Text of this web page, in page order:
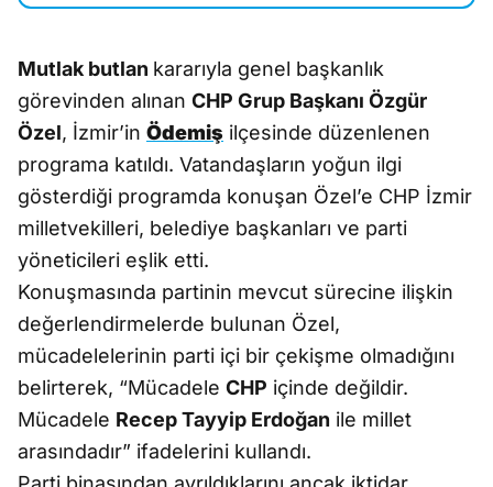
Mutlak butlan kararıyla genel başkanlık
görevinden alınan CHP Grup Başkanı Özgür
Özel, İzmir’in Ödemiş ilçesinde düzenlenen
programa katıldı. Vatandaşların yoğun ilgi
gösterdiği programda konuşan Özel’e CHP İzmir
milletvekilleri, belediye başkanları ve parti
yöneticileri eşlik etti.
Konuşmasında partinin mevcut sürecine ilişkin
değerlendirmelerde bulunan Özel,
mücadelelerinin parti içi bir çekişme olmadığını
belirterek, “Mücadele CHP içinde değildir.
Mücadele Recep Tayyip Erdoğan ile millet
arasındadır” ifadelerini kullandı.